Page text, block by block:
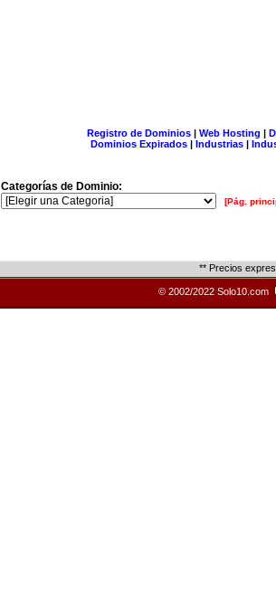
Registro de Dominios| Web Hosting |
Dominios Expirados | Industrias |
Categorías de Dominio:
[Pág.
** Precios
© 2002/2022 Solo10.com